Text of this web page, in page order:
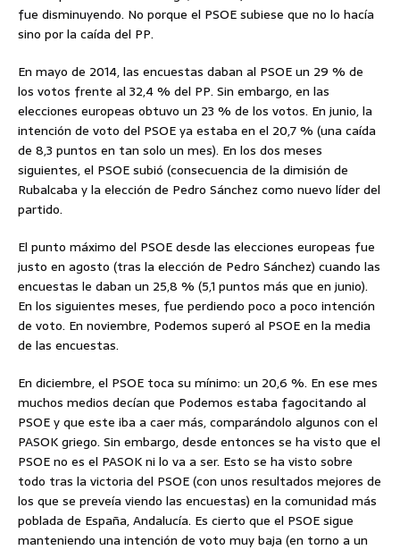
fue disminuyendo. No porque el PSOE subiese que no lo hacía
sino por la caída del PP.
En mayo de 2014, las encuestas daban al PSOE un 29 % de
los votos frente al 32,4 % del PP. Sin embargo, en las
elecciones europeas obtuvo un 23 % de los votos. En junio, la
intención de voto del PSOE ya estaba en el 20,7 % (una caída
de 8,3 puntos en tan solo un mes). En los dos meses
siguientes, el PSOE subió (consecuencia de la dimisión de
Rubalcaba y la elección de Pedro Sánchez como nuevo líder del
partido.
El punto máximo del PSOE desde las elecciones europeas fue
justo en agosto (tras la elección de Pedro Sánchez) cuando las
encuestas le daban un 25,8 % (5,1 puntos más que en junio).
En los siguientes meses, fue perdiendo poco a poco intención
de voto. En noviembre, Podemos superó al PSOE en la media
de las encuestas.
En diciembre, el PSOE toca su mínimo: un 20,6 %. En ese mes
muchos medios decían que Podemos estaba fagocitando al
PSOE y que este iba a caer más, comparándolo algunos con el
PASOK griego. Sin embargo, desde entonces se ha visto que el
PSOE no es el PASOK ni lo va a ser. Esto se ha visto sobre
todo tras la victoria del PSOE (con unos resultados mejores de
los que se preveía viendo las encuestas) en la comunidad más
poblada de España, Andalucía. Es cierto que el PSOE sigue
manteniendo una intención de voto muy baja (en torno a un